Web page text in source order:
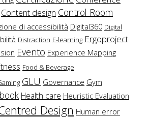
Content design Control Room
di accessibilità Digital360 Digital
Distraction E-learning Ergoproject
Evento Experience Mapping
Food & Beverage
GLU Governance Gym
Health care Heuristic Evaluation
Design Human error